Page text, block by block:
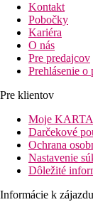
Kontakt
Pobočky
Kariéra
O nás
Pre predajcov
Prehlásenie o
Pre klientov
Moje
Darčekové
Ochrana
Nastavenie
Dôležité
Informácie k zájazdu